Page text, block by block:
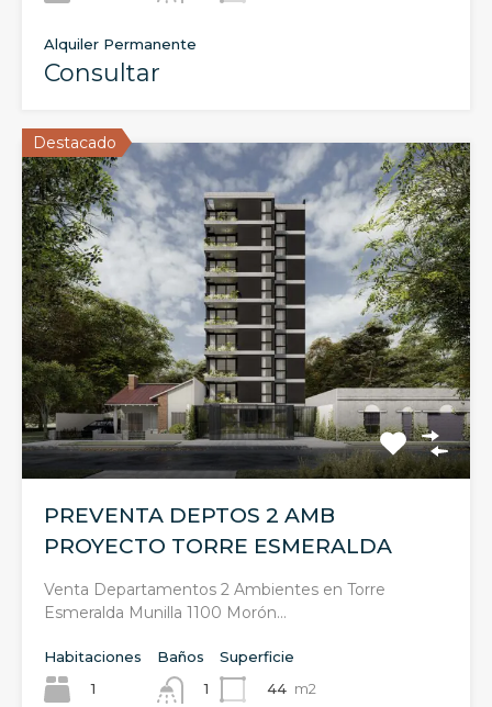
Alquiler Permanente
Consultar
Destacado
PREVENTA DEPTOS 2 AMB
PROYECTO TORRE ESMERALDA
Venta Departamentos 2 Ambientes en Torre
Esmeralda Munilla 1100 Morón…
Habitaciones
1
Baños
1
Superficie
44 m2